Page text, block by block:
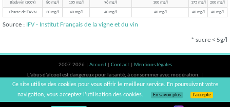
Biodyvin (2009) 80 mg/l 105 mg/l 96 mg/l 100 mg/l 175 mg/l 200 mg/l
Charte de l'AVN 30 mg/l 40 mg/l 40 mg/l 40 mg/l 40 mg/l 40 mg/l
Source : IFV - Institut Français de la vigne et du vin
* sucre < 5g/l
2007-2026 | Accueil Contact
Mentions légales
L'abus d'alcool est dangereux pour la santé, à consommer avec modération. |
vinsnaturels | v3.12
Ce site utilise des cookies pour vous offrir le meilleur service. En poursuivant votre
navigation, vous acceptez l’utilisation des cookies.
En savoir plus J’accepte